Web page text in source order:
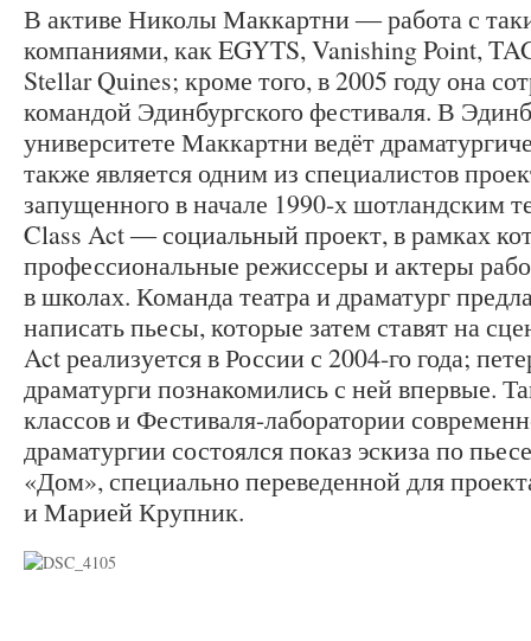
В активе Николы Маккартни ― работа с
компаниями, как EGYTS, Vanishing Point,
Stellar Quines; кроме того, в 2005 году она
командой Эдинбургского фестиваля. В
университете Маккартни ведёт
также является одним из специалистов
запущенного в начале 1990-х шотландским
Class Act ― социальный проект, в рамках
профессиональные режиссеры и актеры
в школах. Команда театра и драматург
написать пьесы, которые затем ставят на
Act реализуется в России с 2004-го года;
драматурги познакомились с ней впервые.
классов и Фестиваля-лаборатории
драматургии состоялся показ эскиза по
«Дом», специально переведенной для
и Марией Крупник.